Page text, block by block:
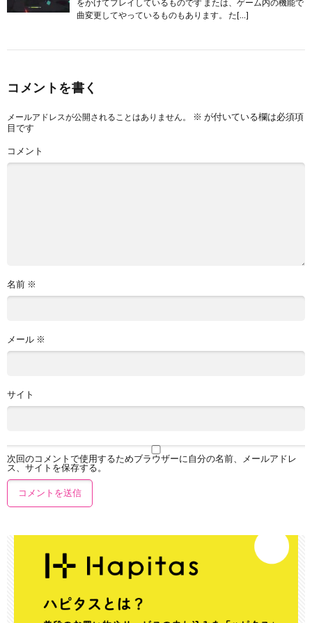
をかけてプレイしているものです または、ゲーム内の機能で
曲変更してやっているものもあります。 た[…]
コメントを書く
メールアドレスが公開されることはありません。 ※ が付いている欄は必須項
目です
コメント
名前 ※
メール ※
サイト
次回のコメントで使用するためブラウザーに自分の名前、メールアドレ
ス、サイトを保存する。